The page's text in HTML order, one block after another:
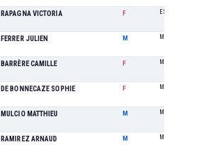
RAPAGNA VICTORIA F ES
FERRER JULIEN M M1
BARRÈRE CAMILLE F M2
DE BONNECAZE SOPHIE F M1
MULCIO MATTHIEU M M0
RAMIREZ ARNAUD M M0